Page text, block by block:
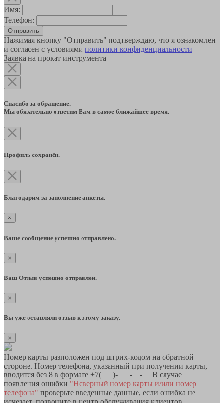
Имя:
Телефон:
Отправить
Нажимая кнопку "Отправить" подтверждаю, что я ознакомлен
и согласен с условиями политики конфиденциальности.
Заявка на прокат инструмента
Спасибо за обращение.
Мы обязательно ответим Вам в самое ближайшее время.
Профиль сохранён.
Благодарим за заполнение анкеты.
×
Ваше сообщение успешно отправлено.
×
Ваш Отзыв успешно отправлен.
×
Вы уже оставляли отзыв к этому заказу.
×
Номер карты разположен под штрих-кодом на обратной
стороне. Номер телефона, указанный при получении карты,
вводится без 8 в формате +7(___)-___-__-__ В случае
появления ошибки "Неверный номер карты и/или номер
телефона" проверьте введенные данные, если ошибка не